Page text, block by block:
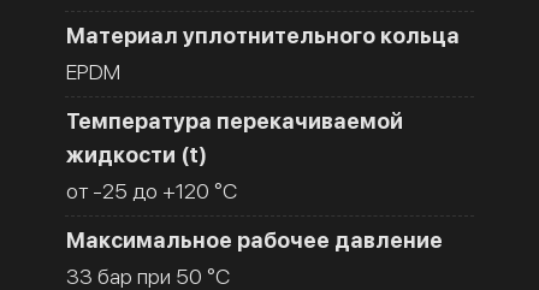
Материал уплотнительного кольца
EPDM
Температура перекачиваемой
жидкости (t)
от -25 до +120 °C
Максимальное рабочее давление
33 бар при 50 °C